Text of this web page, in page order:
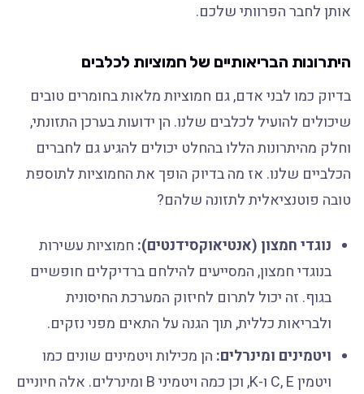
אותן לחבר הפרוותי שלכם.
היתרונות הבריאותיים של חמוציות לכלבים
בדיוק כמו לבני אדם, גם חמוציות מלאות בחומרים טובים
שיכולים להועיל לכלבים שלנו. הן ידועות בערכן התזונתי,
וחלק מהיתרונות הללו בהחלט יכולים להגיע גם לחברים
הכלביים שלנו. אז מה בדיוק הופך את החמוציות לתוספת
טובה פוטנציאלית לתזונה שלהם?
נוגדי חמצון (אנטיאוקסידנטים):חמוציות עשירות
בנוגדי חמצון, המסייעים להילחם ברדיקלים חופשיים
בגוף. זה יכול לתרום לחיזוק המערכת החיסונית
ולבריאות כללית, תוך הגנה על התאים מפני נזקים.
ויטמינים ומינרלים:הן מכילות ויטמינים שונים כמו
ויטמין C, E ו-K, וכן כמה ויטמיני B ומינרלים. אלה חיוניים